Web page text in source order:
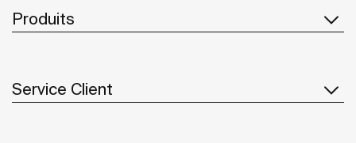
Produits
Service Client